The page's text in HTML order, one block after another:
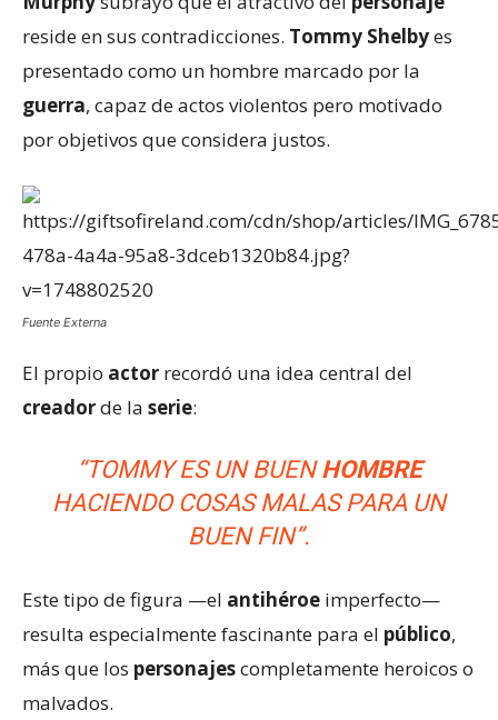
reside en sus contradicciones. Tommy Shelbyes
presentado como un hombre marcado por la
guerra, capaz de actos violentos pero motivado
por objetivos que considera justos.
Fuente Externa
El propio actor recordó una idea central del
creadorde la serie:
“TOMMY ES UN BUENHOMBRE
HACIENDO COSAS MALAS PARA UN
BUEN FIN”.
Este tipo de figura —el antihéroe imperfecto—
resulta especialmente fascinante para el público,
más que los personajescompletamente heroicos o
malvados.